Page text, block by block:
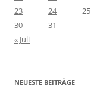
23
24 25
30
31
« Juli
NEUESTE BEITRÄGE